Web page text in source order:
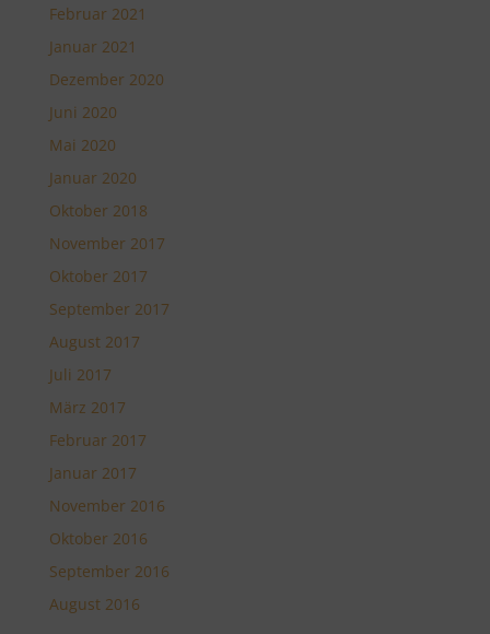
Februar 2021
Januar 2021
Dezember 2020
Juni 2020
Mai 2020
Januar 2020
Oktober 2018
November 2017
Oktober 2017
September 2017
August 2017
Juli 2017
März 2017
Februar 2017
Januar 2017
November 2016
Oktober 2016
September 2016
August 2016